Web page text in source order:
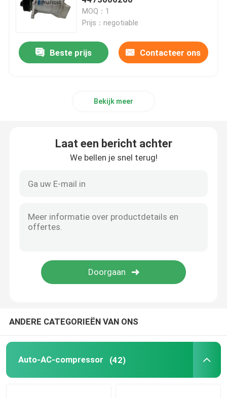
Bus AC-compressor
AC-compressorcontroleventiel
Onderdelen van wisselstroomcompressoren
MOQ：1
Prijs：negotiable
Beste prijs Contacteer ons
Bekijk meer
Laat een bericht achter
We bellen je snel terug!
ANDERE CATEGORIEËN VAN ONS
Auto-AC-compressor (42)